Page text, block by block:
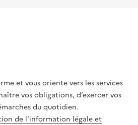
et vous oriente vers les services
vos obligations, d’exercer vos
du quotidien.
de l’information légale et